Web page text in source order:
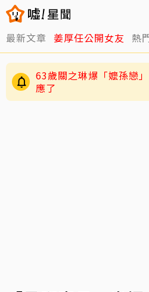
最新文章 姜厚任公開女友 熱
逸祥結婚到現在都還沒
後原因
63歲關之琳爆「嬤孫戀
應了